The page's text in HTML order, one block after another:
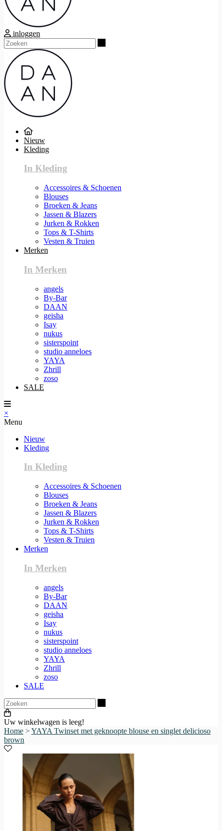
inloggen
Nieuw
Kleding
In Kleding
Accessoires & Schoenen
Blouses
Broeken & Jeans
Jassen & Blazers
Jurken & Rokken
Tops & T-Shirts
Vesten & Truien
Merken
In Merken
angels
By-Bar
DAAN
geisha
Isay
nukus
sisterspoint
studio anneloes
YAYA
Zhrill
zoso
SALE
×
Menu
Nieuw
Kleding
In Kleding
Accessoires & Schoenen
Blouses
Broeken & Jeans
Jassen & Blazers
Jurken & Rokken
Tops & T-Shirts
Vesten & Truien
Merken
In Merken
angels
By-Bar
DAAN
geisha
Isay
nukus
sisterspoint
studio anneloes
YAYA
Zhrill
zoso
SALE
Uw winkelwagen is leeg!
Home >YAYA Twinset met geknoopte blouse en singlet delicioso
brown